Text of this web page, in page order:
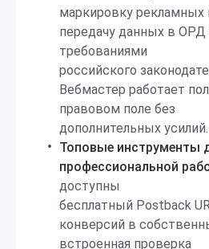
маркировку рекламных
передачу данных в ОРД
требованиями
российского
Вебмастер работает
правовом поле без
дополнительных усилий.
Топовые инструменты
профессиональной
доступны
бесплатный Postback
конверсий в
встроенная проверка